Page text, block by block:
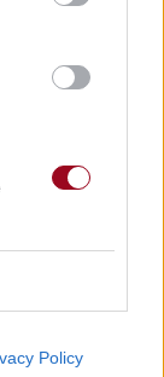
Policy
une erreur